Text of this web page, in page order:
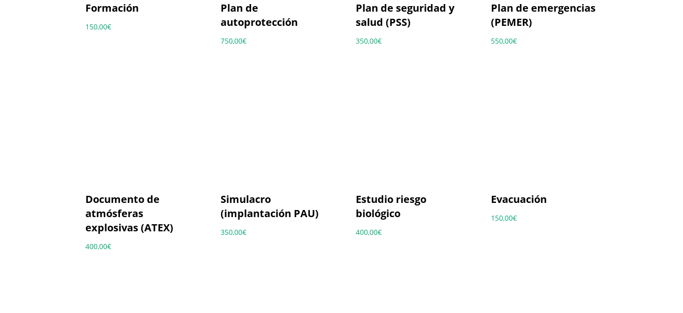
Formación
150,00€
Plan de
autoprotección
750,00€
Plan de seguridad y
salud (PSS)
350,00€
Plan de emergencias
(PEMER)
550,00€
Documento de
atmósferas
explosivas (ATEX)
400,00€
Simulacro
(implantación PAU)
350,00€
Estudio riesgo
biológico
400,00€
Evacuación
150,00€